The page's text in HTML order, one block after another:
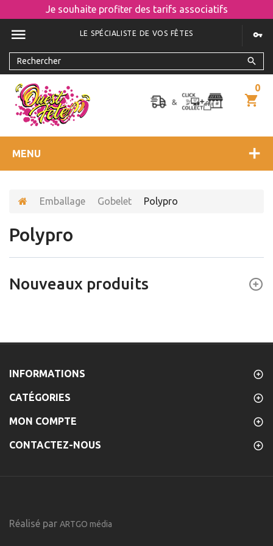
Je souhaite profiter des tarifs associatifs
LE SPÉCIALISTE DE VOS FÊTES
0
MENU
Emballage Gobelet Polypro
Polypro
Nouveaux produits
INFORMATIONS
CATÉGORIES
MON COMPTE
CONTACTEZ-NOUS
Réalisé par ARTGO média